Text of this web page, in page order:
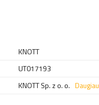
KNOTT
UT017193
KNOTT Sp. z o. o. Daugiau